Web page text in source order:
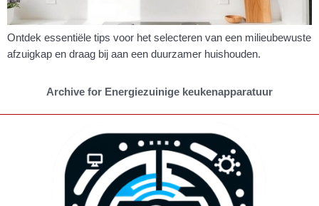
Ontdek essentiële tips voor het selecteren van een milieubewuste
afzuigkap en draag bij aan een duurzamer huishouden.
Archive for Energiezuinige keukenapparatuur